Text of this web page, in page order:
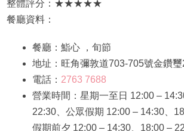
整體評分：★★★★★
餐廳資料：
餐廳：鮨心 ，旬節
地址：旺角彌敦道703-705號金鑽璽
電話： 2763 7688
營業時間：星期一至日 12:00 –
22:30、公眾假期 12:00 – 14:30、
假期前夕 12:00 – 14:30、18:00 –